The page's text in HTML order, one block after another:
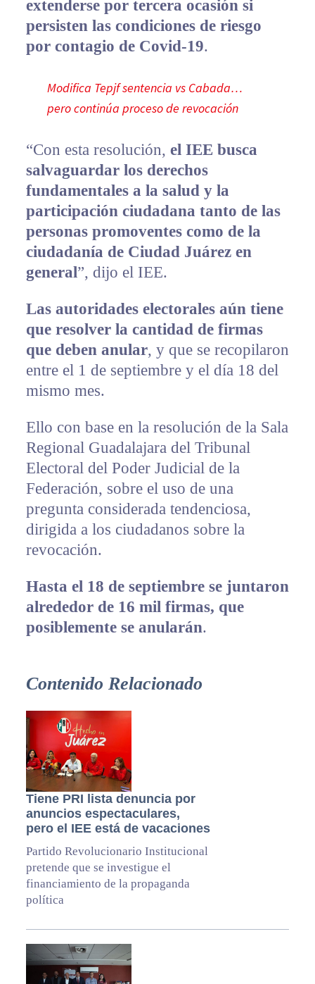
extenderse por tercera ocasión si
persisten las condiciones de riesgo
por contagio de Covid-19.
Modifica Tepjf sentencia vs Cabada…
pero continúa proceso de revocación
“Con esta resolución, el IEE busca
salvaguardar los derechos
fundamentales a la salud y la
participación ciudadana tanto de las
personas promoventes como de la
ciudadanía de Ciudad Juárez en
general”, dijo el IEE.
Las autoridades electorales aún tiene
que resolver la cantidad de firmas
que deben anular, y que se recopilaron
entre el 1 de septiembre y el día 18 del
mismo mes.
Ello con base en la resolución de la Sala
Regional Guadalajara del Tribunal
Electoral del Poder Judicial de la
Federación, sobre el uso de una
pregunta considerada tendenciosa,
dirigida a los ciudadanos sobre la
revocación.
Hasta el 18 de septiembre se juntaron
alrededor de 16 mil firmas, que
posiblemente se anularán.
Contenido Relacionado
Tiene PRI lista denuncia por
anuncios espectaculares,
pero el IEE está de vacaciones
Partido Revolucionario Institucional
pretende que se investigue el
financiamiento de la propaganda
política